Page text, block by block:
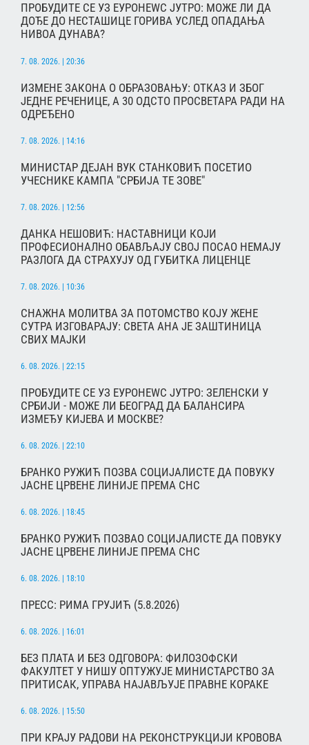
ПРОБУДИТЕ СЕ УЗ ЕУРОНЕWС ЈУТРО: МОЖЕ ЛИ ДА
ДОЂЕ ДО НЕСТАШИЦЕ ГОРИВА УСЛЕД ОПАДАЊА
НИВОА ДУНАВА?
7. 08. 2026. | 20:36
ИЗМЕНЕ ЗАКОНА О ОБРАЗОВАЊУ: ОТКАЗ И ЗБОГ
ЈЕДНЕ РЕЧЕНИЦЕ, А 30 ОДСТО ПРОСВЕТАРА РАДИ НА
ОДРЕЂЕНО
7. 08. 2026. | 14:16
МИНИСТАР ДЕЈАН ВУК СТАНКОВИЋ ПОСЕТИО
УЧЕСНИКЕ КАМПА "СРБИЈА ТЕ ЗОВЕ"
7. 08. 2026. | 12:56
ДАНКА НЕШОВИЋ: НАСТАВНИЦИ КОЈИ
ПРОФЕСИОНАЛНО ОБАВЉАЈУ СВОЈ ПОСАО НЕМАЈУ
РАЗЛОГА ДА СТРАХУЈУ ОД ГУБИТКА ЛИЦЕНЦЕ
7. 08. 2026. | 10:36
СНАЖНА МОЛИТВА ЗА ПОТОМСТВО КОЈУ ЖЕНЕ
СУТРА ИЗГОВАРАЈУ: СВЕТА АНА ЈЕ ЗАШТИНИЦА
СВИХ МАЈКИ
6. 08. 2026. | 22:15
ПРОБУДИТЕ СЕ УЗ ЕУРОНЕWС ЈУТРО: ЗЕЛЕНСКИ У
СРБИЈИ - МОЖЕ ЛИ БЕОГРАД ДА БАЛАНСИРА
ИЗМЕЂУ КИЈЕВА И МОСКВЕ?
6. 08. 2026. | 22:10
БРАНКО РУЖИЋ ПОЗВА СОЦИЈАЛИСТЕ ДА ПОВУКУ
ЈАСНЕ ЦРВЕНЕ ЛИНИЈЕ ПРЕМА СНС
6. 08. 2026. | 18:45
БРАНКО РУЖИЋ ПОЗВАО СОЦИЈАЛИСТЕ ДА ПОВУКУ
ЈАСНЕ ЦРВЕНЕ ЛИНИЈЕ ПРЕМА СНС
6. 08. 2026. | 18:10
ПРЕСС: РИМА ГРУЈИЋ (5.8.2026)
6. 08. 2026. | 16:01
БЕЗ ПЛАТА И БЕЗ ОДГОВОРА: ФИЛОЗОФСКИ
ФАКУЛТЕТ У НИШУ ОПТУЖУЈЕ МИНИСТАРСТВО ЗА
ПРИТИСАК, УПРАВА НАЈАВЉУЈЕ ПРАВНЕ КОРАКЕ
6. 08. 2026. | 15:50
ПРИ КРАЈУ РАДОВИ НА РЕКОНСТРУКЦИЈИ КРОВОВА